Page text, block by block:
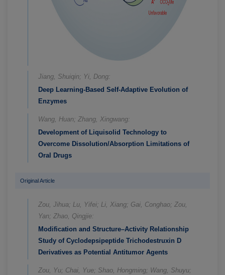
Jiang, Shuiqin; Yi, Dong:
Deep Learning-Based Self-Adaptive Evolution of
Enzymes
Wang, Huan; Zhang, Xingwang:
Development of Liquisolid Technology to
Overcome Dissolution/Absorption Limitations of
Oral Drugs
Original Article
Zou, Jihua; Lu, Yifei; Li, Xiang; Gai, Conghao; Zou,
Yan; Zhao, Qingjie:
Modification and Structure–Activity Relationship
Study of Cyclodepsipeptide Trichodestruxin D
Derivatives as Potential Antitumor Agents
Zou, Yu; Chai, Yue; Shao, Hongming; Wang, Shuyu;